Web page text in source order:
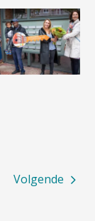
Volgende